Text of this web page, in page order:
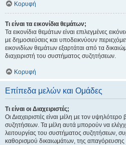
Κορυφή
Τι είναι τα εικονίδια θεμάτων;
Τα εικονίδια θεμάτων είναι επιλεγμένες
με δημοσιεύσεις και υποδεικνύουν
εικονιδίων θεμάτων εξαρτάται από τα
διαχειριστή του συστήματος συζητήσεων.
Κορυφή
Επίπεδα μελών και Ομάδες
Τι είναι οι Διαχειριστές;
Οι Διαχειριστές είναι μέλη με τον
συζητήσεων. Τα μέλη αυτά μπορούν να
λειτουργίας του συστήματος συζητήσεων,
καθορισμού δικαιωμάτων, της